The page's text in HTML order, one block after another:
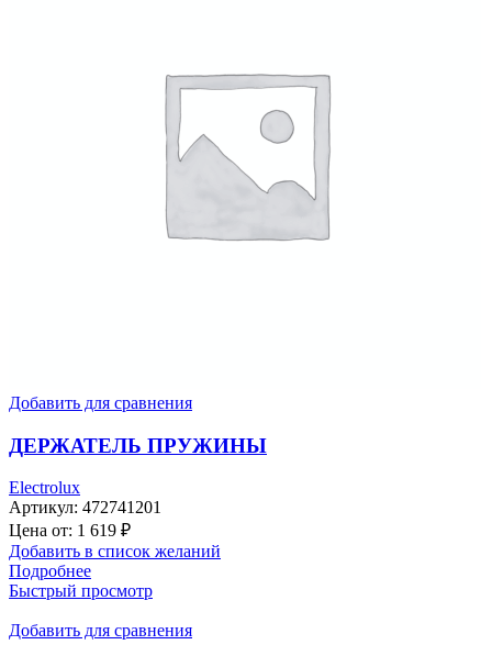
Добавить для сравнения
ДЕРЖАТЕЛЬ ПРУЖИНЫ
Electrolux
Артикул: 472741201
Цена от: 1 619 ₽
Добавить в список желаний
Подробнее
Быстрый просмотр
Добавить для сравнения